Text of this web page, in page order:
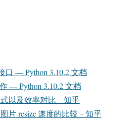
口 — Python 3.10.2 文档
— Python 3.10.2 文档
以及效率对比 – 知乎
片 resize 速度的比较 – 知乎